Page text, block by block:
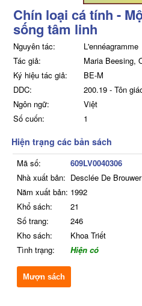
Chín loại cá tính -
sống tâm linh
Nguyên tác:
L'ennéagramme
Tác giả:
Maria Beesing,
Ký hiệu tác giả:
BE-M
DDC:
200.19 - Tôn
Ngôn ngữ:
Việt
Số cuốn:
1
Hiện trạng các bản sách
Mã số:
609LV0040306
Nhà xuất bản: Desclée De Brouwer
Năm xuất bản: 1992
Khổ sách:
21
Số trang:
246
Kho sách:
Khoa Triết
Tình trạng:
Hiện có
Mượn sách